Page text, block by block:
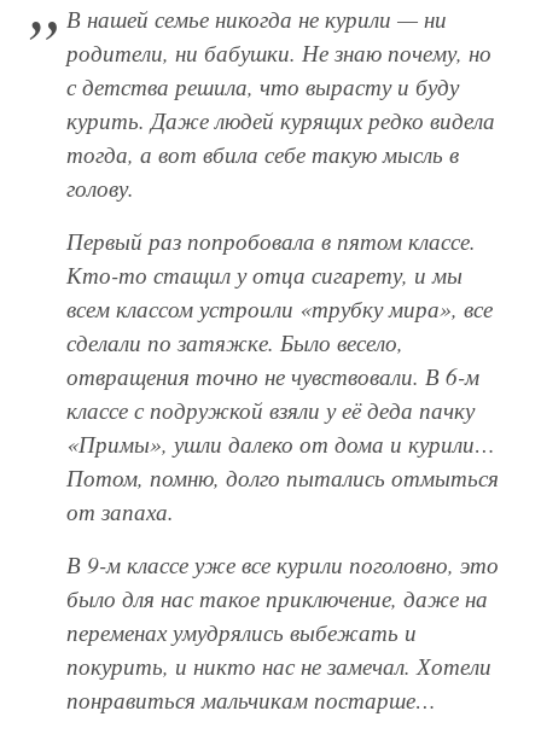
В нашей семье никогда не курили — ни
родители, ни бабушки. Не знаю почему, но
с детства решила, что вырасту и буду
курить. Даже людей курящих редко видела
тогда, а вот вбила себе такую мысль в
голову.
Первый раз попробовала в пятом классе.
Кто-то стащил у отца сигарету, и мы
всем классом устроили «трубку мира», все
сделали по затяжке. Было весело,
отвращения точно не чувствовали. В 6-м
классе с подружкой взяли у её деда пачку
«Примы», ушли далеко от дома и курили…
Потом, помню, долго пытались отмыться
от запаха.
В 9-м классе уже все курили поголовно, это
было для нас такое приключение, даже на
переменах умудрялись выбежать и
покурить, и никто нас не замечал. Хотели
понравиться мальчикам постарше…